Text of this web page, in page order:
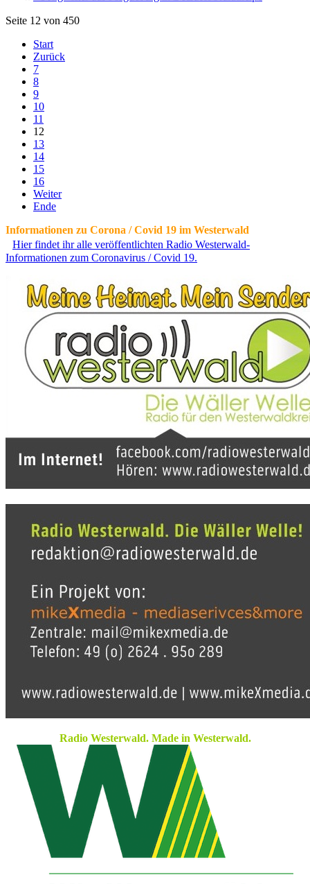
Seite 12 von 450
Start
Zurück
7
8
9
10
11
12
13
14
15
16
Weiter
Ende
Informationen zu Corona / Covid 19 im Westerwald
Hier findet ihr alle veröffentlichten Radio Westerwald-
Informationen zum Coronavirus / Covid 19.
Radio Westerwald. Made in Westerwald.